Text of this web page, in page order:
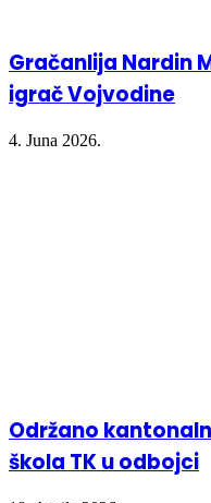
Gračanlija Nardin
igrač Vojvodine
4. Juna 2026.
Održano
škola TK u odbojci